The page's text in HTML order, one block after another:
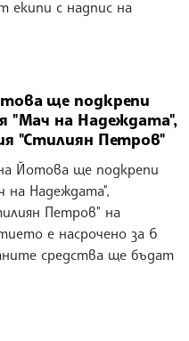
екипи с надпис на
ще подкрепи
"Мач на Надеждата",
"Стилиян Петров"
Йотова ще подкрепи
на Надеждата",
Петров" на
е насрочено за 6
средства ще бъдат